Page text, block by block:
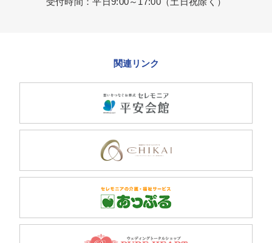
関連リンク